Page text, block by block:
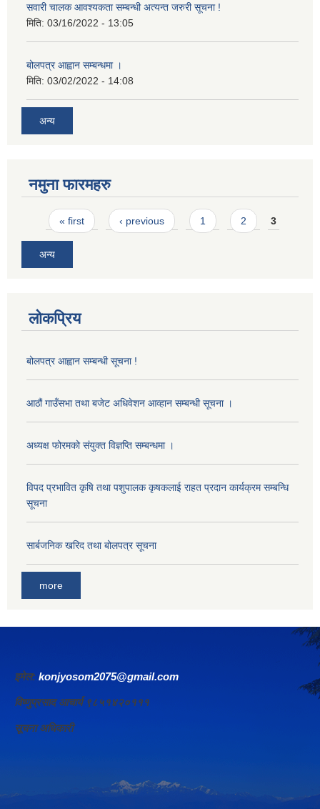
सवारी चालक आवश्यकता सम्बन्धी अत्यन्त जरुरी सूचना !
मिति: 03/16/2022 - 13:05
बोलपत्र आह्वान सम्बन्धमा ।
मिति: 03/02/2022 - 14:08
अन्य
नमुना फारमहरु
Pages
« first ‹ previous 1 2 3
अन्य
लोकप्रिय
बोलपत्र आह्वान सम्बन्धी सूचना !
आठौं गाउँसभा तथा बजेट अधिवेशन आव्हान सम्बन्धी सूचना ।
अध्यक्ष फोरमको संयुक्त विज्ञप्ति सम्बन्धमा ।
विपद प्रभावित कृषि तथा पशुपालक कृषकलाई राहत प्रदान कार्यक्रम सम्बन्धि
सूचना
सार्बजनिक खरिद तथा बोलपत्र सूचना
more
इमेल: konjyosom2075@gmail.com
विष्णुप्रसाद आचार्य ९८५१४२०१११
सूचना अधिकारी